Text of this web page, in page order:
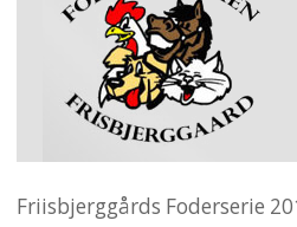
Friisbjerggårds Foderserie